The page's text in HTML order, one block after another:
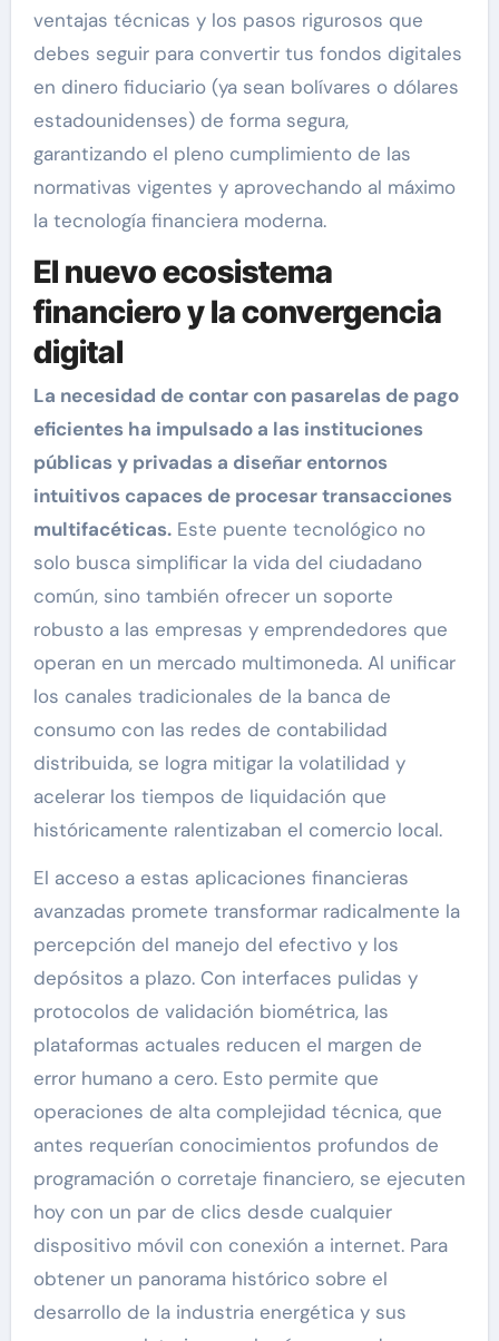
ventajas técnicas y los pasos rigurosos que
debes seguir para convertir tus fondos digitales
en dinero fiduciario (ya sean bolívares o dólares
estadounidenses) de forma segura,
garantizando el pleno cumplimiento de las
normativas vigentes y aprovechando al máximo
la tecnología financiera moderna.
El nuevo ecosistema
financiero y la convergencia
digital
La necesidad de contar con pasarelas de pago
eficientes ha impulsado a las instituciones
públicas y privadas a diseñar entornos
intuitivos capaces de procesar transacciones
multifacéticas.Este puente tecnológico no
solo busca simplificar la vida del ciudadano
común, sino también ofrecer un soporte
robusto a las empresas y emprendedores que
operan en un mercado multimoneda. Al unificar
los canales tradicionales de la banca de
consumo con las redes de contabilidad
distribuida, se logra mitigar la volatilidad y
acelerar los tiempos de liquidación que
históricamente ralentizaban el comercio local.
El acceso a estas aplicaciones financieras
avanzadas promete transformar radicalmente la
percepción del manejo del efectivo y los
depósitos a plazo. Con interfaces pulidas y
protocolos de validación biométrica, las
plataformas actuales reducen el margen de
error humano a cero. Esto permite que
operaciones de alta complejidad técnica, que
antes requerían conocimientos profundos de
programación o corretaje financiero, se ejecuten
hoy con un par de clics desde cualquier
dispositivo móvil con conexión a internet. Para
obtener un panorama histórico sobre el
desarrollo de la industria energética y sus